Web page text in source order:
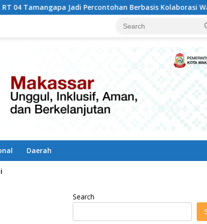
Percontohan Berbasis Kolaborasi Warga Pilah
Daerah
Search